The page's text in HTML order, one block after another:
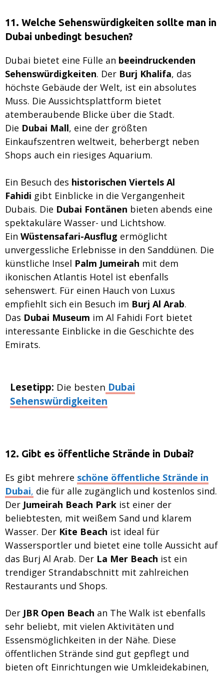
11. Welche Sehenswürdigkeiten sollte man in
Dubai unbedingt besuchen?
Dubai bietet eine Fülle an beeindruckenden
Sehenswürdigkeiten. Der Burj Khalifa, das
höchste Gebäude der Welt, ist ein absolutes
Muss. Die Aussichtsplattform bietet
atemberaubende Blicke über die Stadt.
Die Dubai Mall, eine der größten
Einkaufszentren weltweit, beherbergt neben
Shops auch ein riesiges Aquarium.
Ein Besuch des historischen Viertels Al
Fahidi gibt Einblicke in die Vergangenheit
Dubais. Die Dubai Fontänen bieten abends eine
spektakuläre Wasser- und Lichtshow.
Ein Wüstensafari-Ausflug ermöglicht
unvergessliche Erlebnisse in den Sanddünen. Die
künstliche Insel Palm Jumeirah mit dem
ikonischen Atlantis Hotel ist ebenfalls
sehenswert. Für einen Hauch von Luxus
empfiehlt sich ein Besuch im Burj Al Arab.
Das Dubai Museum im Al Fahidi Fort bietet
interessante Einblicke in die Geschichte des
Emirats.
Lesetipp: Die besten Dubai
Sehenswürdigkeiten
12. Gibt es öffentliche Strände in Dubai?
Es gibt mehrere schöne öffentliche Strände in
Dubai, die für alle zugänglich und kostenlos sind.
Der Jumeirah Beach Park ist einer der
beliebtesten, mit weißem Sand und klarem
Wasser. Der Kite Beach ist ideal für
Wassersportler und bietet eine tolle Aussicht auf
das Burj Al Arab. Der La Mer Beach ist ein
trendiger Strandabschnitt mit zahlreichen
Restaurants und Shops.
Der JBR Open Beach an The Walk ist ebenfalls
sehr beliebt, mit vielen Aktivitäten und
Essensmöglichkeiten in der Nähe. Diese
öffentlichen Strände sind gut gepflegt und
bieten oft Einrichtungen wie Umkleidekabinen,